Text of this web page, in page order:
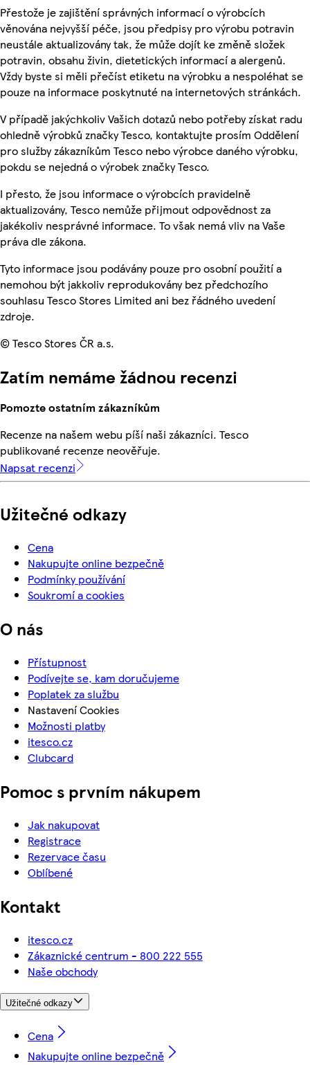
Přestože je zajištění správných informací o výrobcích
věnována nejvyšší péče, jsou předpisy pro výrobu potravin
neustále aktualizovány tak, že může dojít ke změně složek
potravin, obsahu živin, dietetických informací a alergenů.
Vždy byste si měli přečíst etiketu na výrobku a nespoléhat se
pouze na informace poskytnuté na internetových stránkách.
V případě jakýchkoliv Vašich dotazů nebo potřeby získat radu
ohledně výrobků značky Tesco, kontaktujte prosím Oddělení
pro služby zákazníkům Tesco nebo výrobce daného výrobku,
pokdu se nejedná o výrobek značky Tesco.
I přesto, že jsou informace o výrobcích pravidelně
aktualizovány, Tesco nemůže přijmout odpovědnost za
jakékoliv nesprávné informace. To však nemá vliv na Vaše
práva dle zákona.
Tyto informace jsou podávány pouze pro osobní použití a
nemohou být jakkoliv reprodukovány bez předchozího
souhlasu Tesco Stores Limited ani bez řádného uvedení
zdroje.
© Tesco Stores ČR a.s.
Zatím nemáme žádnou recenzi
Pomozte ostatním zákazníkům
Recenze na našem webu píší naši zákazníci. Tesco
publikované recenze neověřuje.
Napsat recenzi
Užitečné odkazy
Cena
Nakupujte online bezpečně
Podmínky používání
Soukromí a cookies
O nás
Přístupnost
Podívejte se, kam doručujeme
Poplatek za službu
Nastavení Cookies
Možnosti platby
itesco.cz
Clubcard
Pomoc s prvním nákupem
Jak nakupovat
Registrace
Rezervace času
Oblíbené
Kontakt
itesco.cz
Zákaznické centrum - 800 222 555
Naše obchody
Užitečné odkazy
Cena
Nakupujte online bezpečně